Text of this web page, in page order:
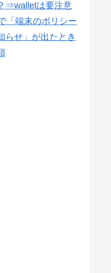
⇒walletは要注意
「端末のポリシー
らせ」が出たとき